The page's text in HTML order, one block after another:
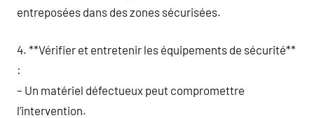
entreposées dans des zones sécurisées.
4. **Vérifier et entretenir les équipements de sécurité**
:
– Un matériel défectueux peut compromettre
l’intervention.